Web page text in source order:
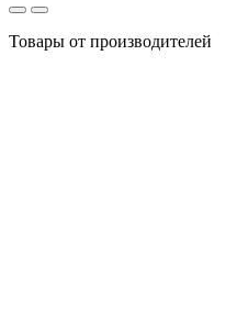
Товары от производителей